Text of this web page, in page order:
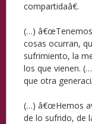
compartidaâ€.
(…) â€œTenemos
cosas ocurran,
sufrimiento, la
los que vienen.
que otra
(…) â€œHemos
de lo sufrido, de